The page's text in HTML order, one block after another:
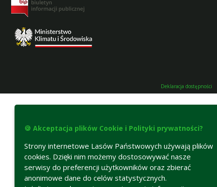
Deklaracja dostępności
🍪 Akceptacja plików Cookie i Polityki prywatności?
Strony internetowe Lasów Państwowych używają plików
cookies. Dzięki nim możemy dostosowywać nasze
serwisy do preferencji użytkowników oraz zbierać
anonimowe dane do celów statystycznych.